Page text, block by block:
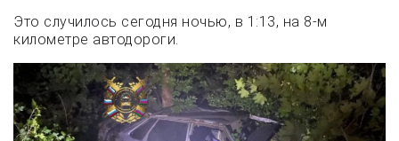
Это случилось сегодня ночью, в 1:13, на 8-м
километре автодороги.